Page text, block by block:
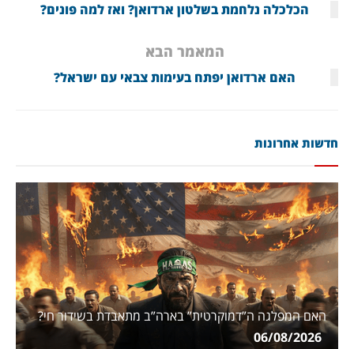
הכלכלה נלחמת בשלטון ארדואן? ואז למה פונים?
המאמר הבא
האם ארדואן יפתח בעימות צבאי עם ישראל?
חדשות אחרונות
האם המפלגה ה”דמוקרטית” בארה”ב מתאבדת בשידור חי?
06/08/2026